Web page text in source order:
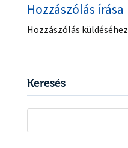
Hozzászólás írása
Hozzászólás küldéséhez
Keresés